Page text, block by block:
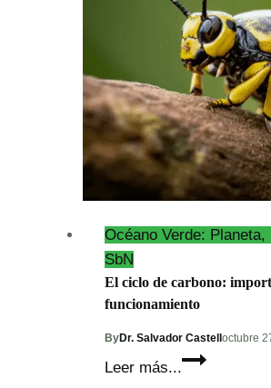
del
Metano
Océano Verde:
SbN
El ciclo de carbono:
funcionamiento
ByDr. Salvador Castell octubre
Leer más...
El